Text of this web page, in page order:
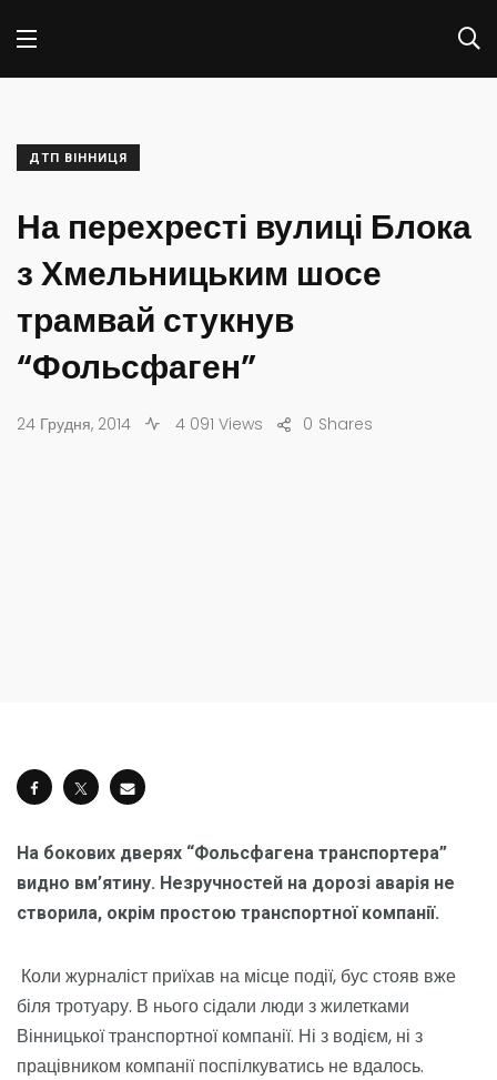
ДТП ВІННИЦЯ
На перехресті вулиці Блока
з Хмельницьким шосе
трамвай стукнув
“Фольсфаген”
24 Грудня, 2014 4 091 Views Shares
0
На бокових дверях “Фольсфагена транспортера”
видно вм’ятину. Незручностей на дорозі аварія не
створила, окрім простою транспортної компанії.
Коли журналіст приїхав на місце події, бус стояв вже
біля тротуару. В нього сідали люди з жилетками
Вінницької транспортної компанії. Ні з водієм, ні з
працівником компанії поспілкуватись не вдалось.